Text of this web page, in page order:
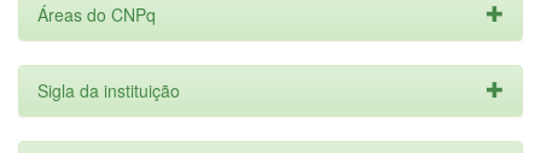
Áreas do CNPq
Sigla da instituição